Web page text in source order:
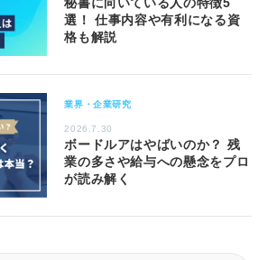
秘書に向いている人の特徴5
選！ 仕事内容や有利になる資
格も解説
業界・企業研究
2026.7.30
ボードルアはやばいのか？ 残
業の多さや給与への懸念をプロ
が読み解く